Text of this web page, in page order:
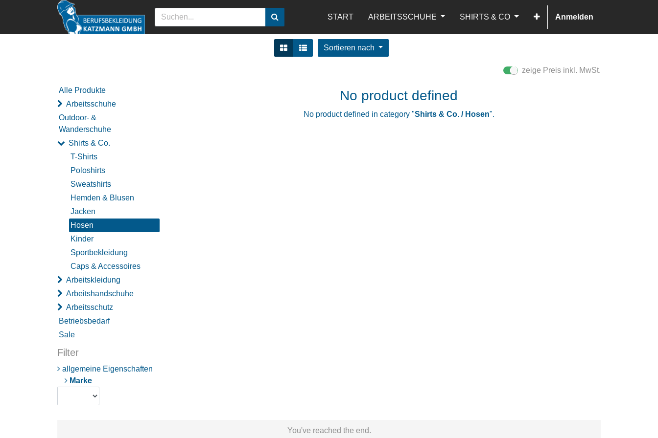
START ARBEITSSCHUHE SHIRTS & CO Anmelden
Sortieren nach
zeige Preis inkl. MwSt.
Alle Produkte
Arbeitsschuhe
Outdoor- &
Wanderschuhe
Shirts & Co.
T-Shirts
Poloshirts
Sweatshirts
Hemden & Blusen
Jacken
Hosen
Kinder
Sportbekleidung
Caps & Accessoires
Arbeitskleidung
Arbeitshandschuhe
Arbeitsschutz
Betriebsbedarf
Sale
Filter
allgemeine Eigenschaften
Marke
No product defined
No product defined in category "Shirts & Co. / Hosen".
You've reached the end.